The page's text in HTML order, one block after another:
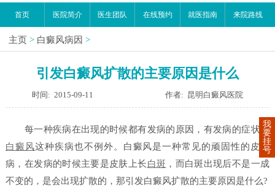
首页 医院简介 医生团队 在线预约 就医指南 来院路线
主页 > 白癜风病因 >
引发白癜风扩散的主要原因是什么
时间: 2015-09-11 作者: 昆明白癜风医院
每一种疾病在出现的时候都有发病的原因，有发病的症状，
白癜风这种疾病也不例外。白癜风是一种常见的顽固性的皮肤
病，在发病的时候主要是皮肤上长白斑 ，而白斑出现后不是一成
不变的，是会出现扩散的，那引发白癜风扩散的主要原因是什么?
我
要
挂
号